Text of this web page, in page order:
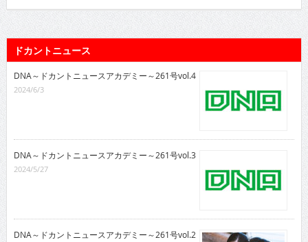
ドカントニュース
DNA～ドカントニュースアカデミー～261号vol.4
2024/6/3
DNA～ドカントニュースアカデミー～261号vol.3
2024/5/27
DNA～ドカントニュースアカデミー～261号vol.2